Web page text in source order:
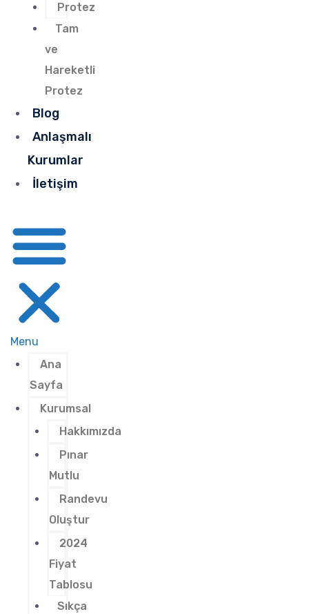
Protez
Tam
ve
Hareketli
Protez
Blog
Anlaşmalı
Kurumlar
İletişim
Menu
Ana
Sayfa
Kurumsal
Hakkımızda
Pınar
Mutlu
Randevu
Oluştur
2024
Fiyat
Tablosu
Sıkça